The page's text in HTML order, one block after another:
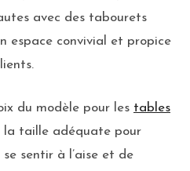
avec des tabourets
espace convivial et propice
du modèle pour les tables
la taille adéquate pour
sentir à l’aise et de